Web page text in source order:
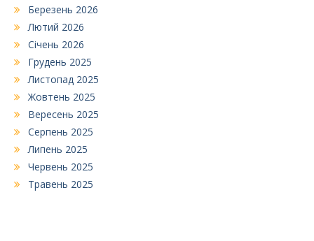
Березень 2026
Лютий 2026
Січень 2026
Грудень 2025
Листопад 2025
Жовтень 2025
Вересень 2025
Серпень 2025
Липень 2025
Червень 2025
Травень 2025